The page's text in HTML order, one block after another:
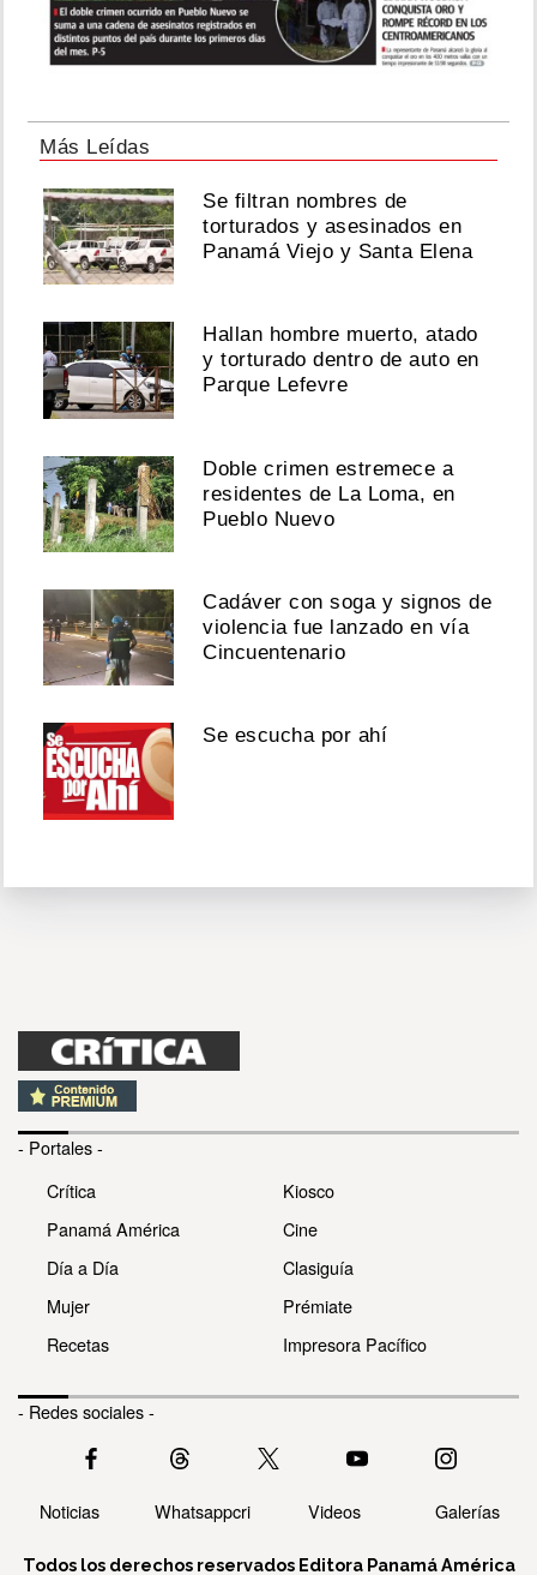
Más Leídas
Se filtran nombres de
torturados y asesinados en
Panamá Viejo y Santa Elena
Hallan hombre muerto, atado
y torturado dentro de auto en
Parque Lefevre
Doble crimen estremece a
residentes de La Loma, en
Pueblo Nuevo
Cadáver con soga y signos de
violencia fue lanzado en vía
Cincuentenario
Se escucha por ahí
- Portales -
Crítica
Panamá América
Día a Día
Mujer
Recetas
Kiosco
Cine
Clasiguía
Prémiate
Impresora Pacífico
- Redes sociales -
Noticias Whatsappcri Videos Galerías
Todos los derechos reservados Editora Panamá América